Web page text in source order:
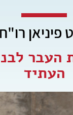
פיניאן רו"ח
העבר
העתיד